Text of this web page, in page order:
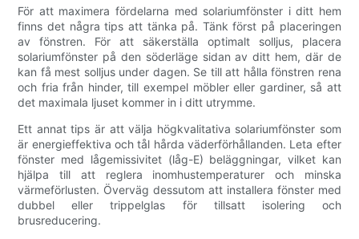
För att maximera fördelarna med solariumfönster i ditt hem
finns det några tips att tänka på. Tänk först på placeringen
av fönstren. För att säkerställa optimalt solljus, placera
solariumfönster på den söderläge sidan av ditt hem, där de
kan få mest solljus under dagen. Se till att hålla fönstren rena
och fria från hinder, till exempel möbler eller gardiner, så att
det maximala ljuset kommer in i ditt utrymme.
Ett annat tips är att välja högkvalitativa solariumfönster som
är energieffektiva och tål hårda väderförhållanden. Leta efter
fönster med lågemissivitet (låg-E) beläggningar, vilket kan
hjälpa till att reglera inomhustemperaturer och minska
värmeförlusten. Överväg dessutom att installera fönster med
dubbel eller trippelglas för tillsatt isolering och
brusreducering.